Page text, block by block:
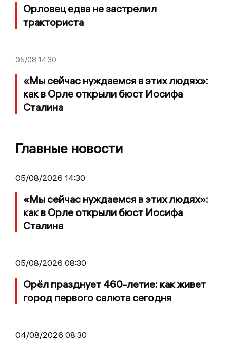
Орловец едва не застрелил
тракториста
05/08 14:30
«Мы сейчас нуждаемся в этих людях»:
как в Орле открыли бюст Иосифа
Сталина
Главные новости
05/08/2026 14:30
«Мы сейчас нуждаемся в этих людях»:
как в Орле открыли бюст Иосифа
Сталина
05/08/2026 08:30
Орёл празднует 460-летие: как живет
город первого салюта сегодня
04/08/2026 08:30